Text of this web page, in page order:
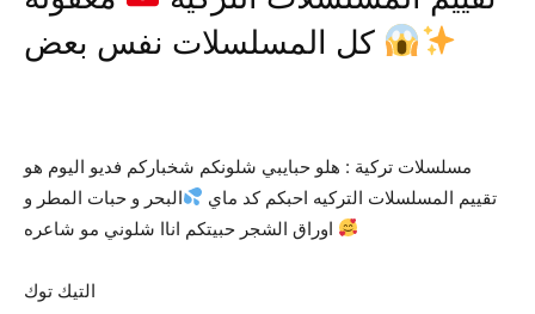
مسلسلات تركية : هلو حبايبي شلونكم شخباركم فديو اليوم هو
تقييم المسلسلات التركيه احبكم كد ماي
البحر و حبات المطر و
التيك توك